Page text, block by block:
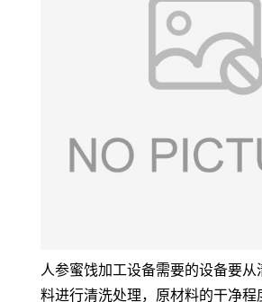
人参蜜饯加工设备需要的设备要
料进行清洗处理，原材料的干净程